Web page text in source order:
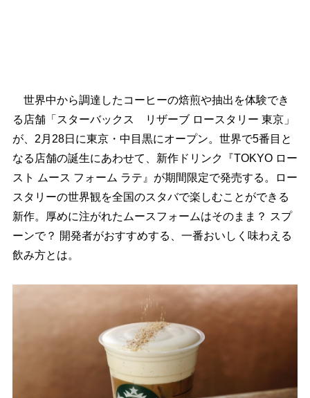
世界中から調達したコーヒーの焙煎や抽出を体験でき
る店舗「スターバックス リザーブ ロースタリー 東京」
が、2月28日に東京・中目黒にオープン。世界で5番目と
なる店舗の誕生にあわせて、新作ドリンク『TOKYO ロー
スト ムース フォーム ラテ』が期間限定で発売する。ロー
スタリーの世界観を全国のスタバで楽しむことができる
新作。厚めに注がれたムースフォームはそのまま？ スプ
ーンで？ 開発者がおすすめする、一番おいしく味わえる
飲み方とは。